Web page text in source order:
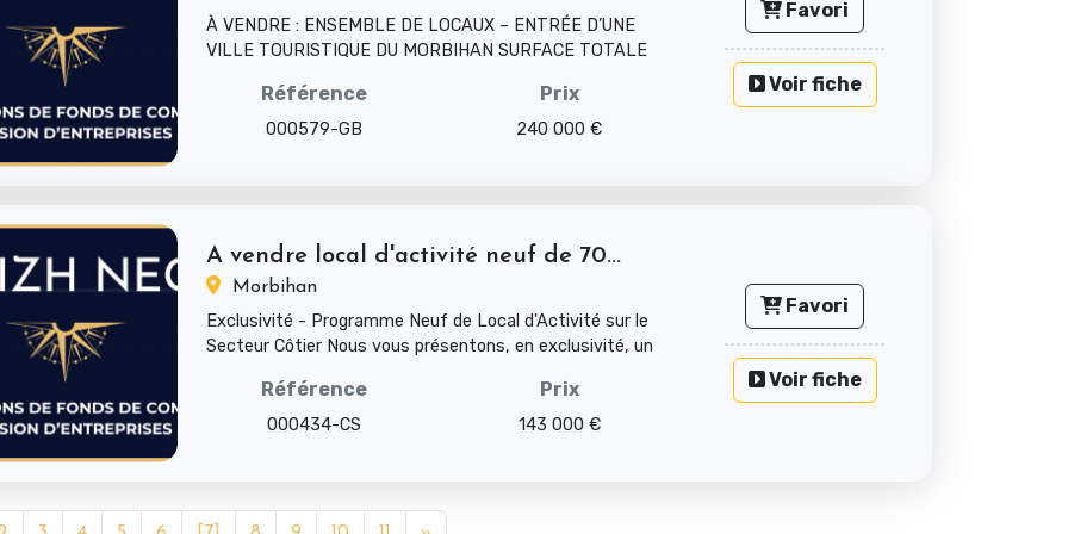
À VENDRE : ENSEMBLE DE LOCAUX – ENTRÉE D’UNE
VILLE TOURISTIQUE DU MORBIHAN SURFACE TOTALE
Référence
000579-GB
Prix
240 000 €
Favori
Voir fiche
A vendre local d'activité neuf de 70...
Morbihan
Exclusivité - Programme Neuf de Local d'Activité sur le
Secteur Côtier Nous vous présentons, en exclusivité, un
Référence
000434-CS
Prix
143 000 €
Favori
Voir fiche